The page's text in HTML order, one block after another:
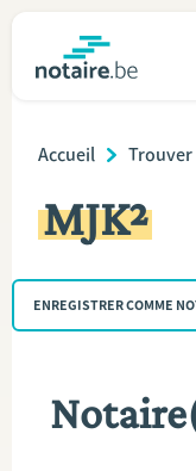
Immobilier
Relations et vivre
Héritage et
Le notaire
Accueil
MJK²
ENREGISTRER COMME